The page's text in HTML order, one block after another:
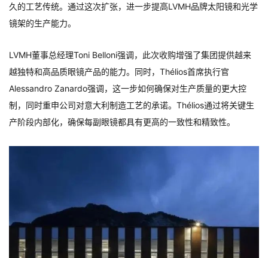
久的工艺传统。通过这次扩张，进一步提高LVMH品牌太阳镜和光学
镜架的生产能力。
LVMH董事总经理Toni Belloni强调，此次收购增强了集团提供越来
越独特和高品质眼镜产品的能力。同时，Thélios首席执行官
Alessandro Zanardo强调，这一步如何确保对生产质量的更大控
制，同时重申公司对意大利制造工艺的承诺。Thélios通过将关键生
产阶段内部化，确保每副眼镜都具有更高的一致性和精致性。